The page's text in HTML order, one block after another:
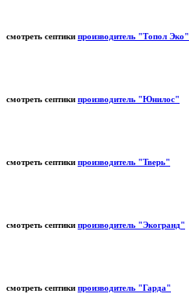
смотреть септики производитель "Топол Эко"
смотреть септики производитель "Юнилос"
смотреть септики производитель "Тверь"
смотреть септики производитель "Экогранд"
смотреть септики производитель "Гарда"